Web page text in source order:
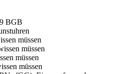
BGB
müssen
müssen
müssen
müssen